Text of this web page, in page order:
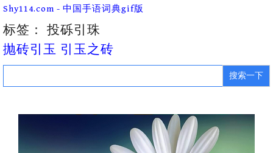
Skip
content
Shy114.com - 中国手语词典gif版
标签： 投砾引珠
抛砖引玉 引玉之砖
Search